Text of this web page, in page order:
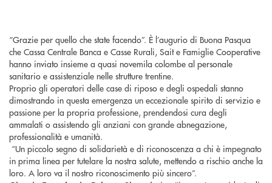
“Grazie per quello che state facendo”. È l’augurio di Buona Pasqua
che Cassa Centrale Banca e Casse Rurali, Sait e Famiglie Cooperative
hanno inviato insieme a quasi novemila colombe al personale
sanitario e assistenziale nelle strutture trentine.
Proprio gli operatori delle case di riposo e degli ospedali stanno
dimostrando in questa emergenza un eccezionale spirito di servizio e
passione per la propria professione, prendendosi cura degli
ammalati o assistendo gli anziani con grande abnegazione,
professionalità e umanità.
“Un piccolo segno di solidarietà e di riconoscenza a chi è impegnato
in prima linea per tutelare la nostra salute, mettendo a rischio anche la
loro. A loro va il nostro riconoscimento più sincero”.